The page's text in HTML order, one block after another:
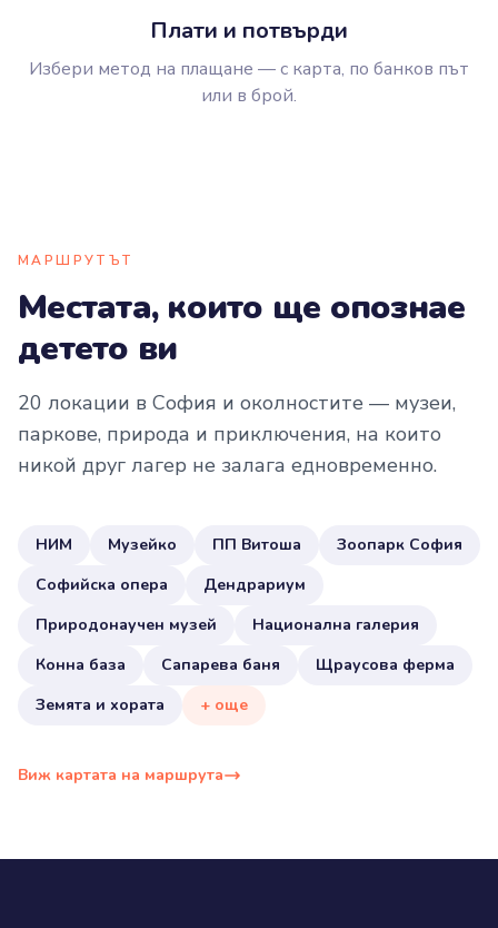
Плати и потвърди
Избери метод на плащане — с карта, по банков път
или в брой.
МАРШРУТЪТ
Местата, които ще опознае
детето ви
20 локации в София и околностите — музеи,
паркове, природа и приключения, на които
никой друг лагер не залага едновременно.
НИМ Музейко ПП Витоша
Зоопарк София
Софийска опера
Дендрариум
Природонаучен музей
Национална галерия
Конна база
Сапарева баня
Щраусова ферма
Земята и хората
+ още
Виж картата на маршрута